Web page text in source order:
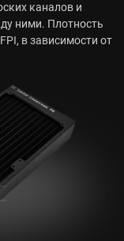
каналов и
ними. Плотность
в зависимости от